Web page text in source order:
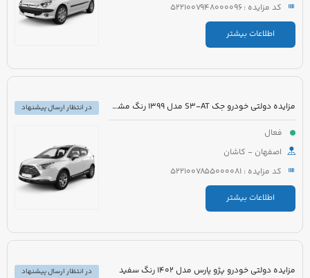
کد مزایده : 5221007948000096
اطلاعات بیشتر
مزایده دولتی خودرو جک S3-AT مدل 1399 رنگ مشکی
فعال
اصفهان - کاشان
کد مزایده : 5221007855000081
اطلاعات بیشتر
در انتظار ارسال پیشنهاد
مزایده دولتی خودرو پژو پارس مدل 1402 رنگ سفید
در انتظار ارسال پیشنهاد